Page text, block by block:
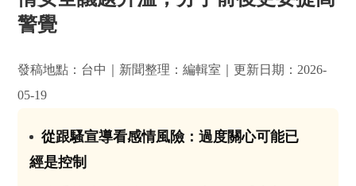
警覺
發稿地點：台中｜新聞整理：編輯室｜更新日期：2026-
05-19
從跟騷宣導看感情風險：過度關心可能已
經是控制